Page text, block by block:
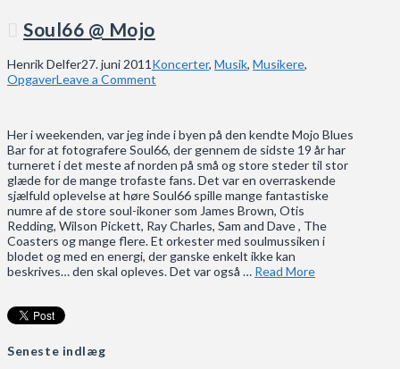
Soul66 @ Mojo
Henrik Delfer27. juni 2011 Koncerter, Musik, Musikere,
OpgaverLeave a Comment
Her i weekenden, var jeg inde i byen på den kendte Mojo Blues
Bar for at fotografere Soul66, der gennem de sidste 19 år har
turneret i det meste af norden på små og store steder til stor
glæde for de mange trofaste fans. Det var en overraskende
sjælfuld oplevelse at høre Soul66 spille mange fantastiske
numre af de store soul-ikoner som James Brown, Otis
Redding, Wilson Pickett, Ray Charles, Sam and Dave , The
Coasters og mange flere. Et orkester med soulmussiken i
blodet og med en energi, der ganske enkelt ikke kan
beskrives… den skal opleves. Det var også … Read More
Seneste indlæg